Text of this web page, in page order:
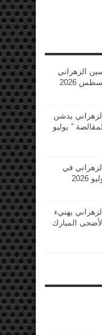
الزهراني
2026
يدشن
” يوليو
في
يهنيء
المبارك